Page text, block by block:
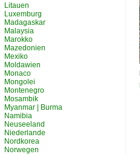
Litauen
Luxemburg
Madagaskar
Malaysia
Marokko
Mazedonien
Mexiko
Moldawien
Monaco
Mongolei
Montenegro
Mosambik
Myanmar | Burma
Namibia
Neuseeland
Niederlande
Nordkorea
Norwegen